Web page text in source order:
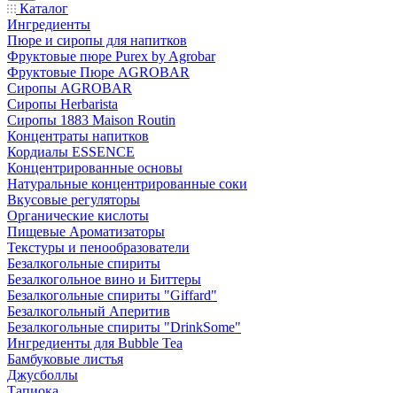
Каталог
Ингредиенты
Пюре и сиропы для напитков
Фруктовые пюре Purex by Agrobar
Фруктовые Пюре AGROBAR
Сиропы AGROBAR
Сиропы Herbarista
Сиропы 1883 Maison Routin
Концентраты напитков
Кордиалы ESSENCE
Концентрированные основы
Натуральные концентрированные соки
Вкусовые регуляторы
Органические кислоты
Пищевые Ароматизаторы
Текстуры и пенообразователи
Безалкогольные спириты
Безалкогольное вино и Биттеры
Безалкогольные спириты "Giffard"
Безалкогольный Аперитив
Безалкогольные спириты "DrinkSome"
Ингредиенты для Bubble Tea
Бамбуковые листья
Джусболлы